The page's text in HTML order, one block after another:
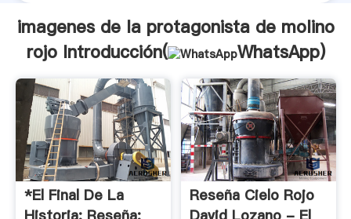
imagenes de la protagonista de molino
rojo Introducción(
WhatsApp)
*El Final De La
Reseña Cielo Rojo